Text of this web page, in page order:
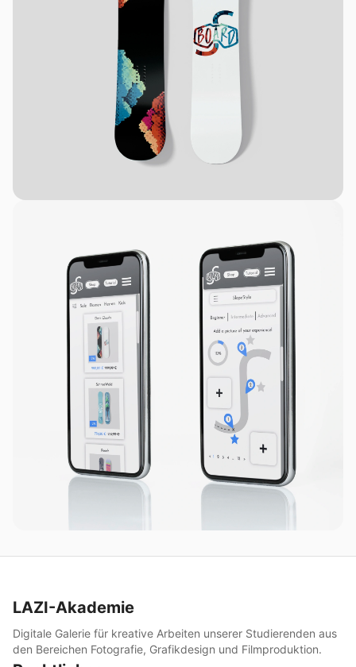
LAZI-Akademie
Digitale Galerie für kreative Arbeiten unserer Studierenden aus
den Bereichen Fotografie, Grafikdesign und Filmproduktion.